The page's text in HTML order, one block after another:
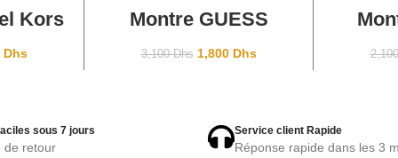
Kors
Dhs
AJOUTER AU PANIER
Montre GUESS
3,100Dhs 1,800 Dhs
sous 7 jours
de retour
Service client Rapide
Réponse rapide dans les 3